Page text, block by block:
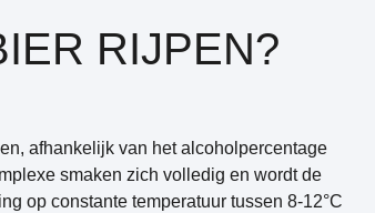
RIJPEN?
afhankelijk van het alcoholpercentage
smaken zich volledig en wordt de
op constante temperatuur tussen 8-12°C